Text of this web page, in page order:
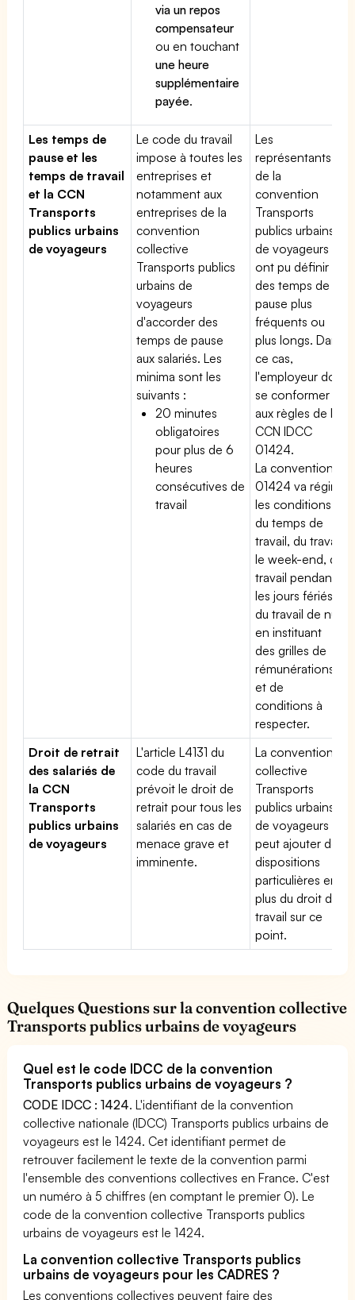
via un repos
compensateur
ou en touchant
une heure
supplémentaire
payée.
Les temps de
pause et les
temps de travail
et la CCN
Transports
publics urbains
de voyageurs
Le code du travail
impose à toutes les
entreprises et
notamment aux
entreprises de la
convention
collective
Transports publics
urbains de
voyageurs
d'accorder des
temps de pause
aux salariés. Les
minima sont les
suivants :
20 minutes
obligatoires
pour plus de 6
heures
consécutives de
travail
Les
représentants
de la
convention
Transports
publics urbains
de voyageurs
ont pu définir
des temps de
pause plus
fréquents ou
plus longs. Dans
ce cas,
l'employeur doit
se conformer
aux règles de la
CCN IDCC
01424.
La convention
01424 va régir
les conditions
du temps de
travail, du travail
le week-end, du
travail pendant
les jours fériés,
du travail de nuit
en instituant
des grilles de
rémunérations
et de
conditions à
respecter.
Droit de retrait
des salariés de
la CCN
Transports
publics urbains
de voyageurs
L'article L4131 du
code du travail
prévoit le droit de
retrait pour tous les
salariés en cas de
menace grave et
imminente.
La convention
collective
Transports
publics urbains
de voyageurs
peut ajouter des
dispositions
particulières en
plus du droit du
travail sur ce
point.
Quelques Questions sur la convention collective
Transports publics urbains de voyageurs
Quel est le code IDCC de la convention
Transports publics urbains de voyageurs ?
CODE IDCC : 1424. L'identifiant de la convention
collective nationale (IDCC) Transports publics urbains de
voyageurs est le 1424. Cet identifiant permet de
retrouver facilement le texte de la convention parmi
l'ensemble des conventions collectives en France. C'est
un numéro à 5 chiffres (en comptant le premier 0). Le
code de la convention collective Transports publics
urbains de voyageurs est le 1424.
La convention collective Transports publics
urbains de voyageurs pour les CADRES ?
Les conventions collectives peuvent faire des